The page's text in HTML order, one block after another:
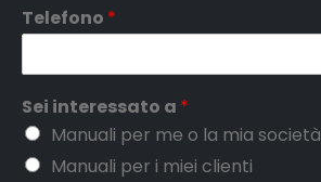
Telefono *
Sei interessato a *
Manuali per me o la mia società
Manuali per i miei clienti